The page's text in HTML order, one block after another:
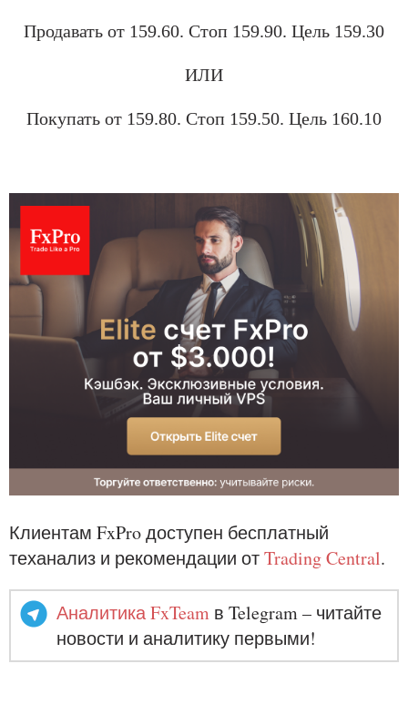
Продавать от 159.60. Стоп 159.90. Цель 159.30
ИЛИ
Покупать от 159.80. Стоп 159.50. Цель 160.10
Клиентам FxPro доступен бесплатный
теханализ и рекомендации отTrading Central.
Аналитика FxTeam в Telegram – читайте
новости и аналитику первыми!